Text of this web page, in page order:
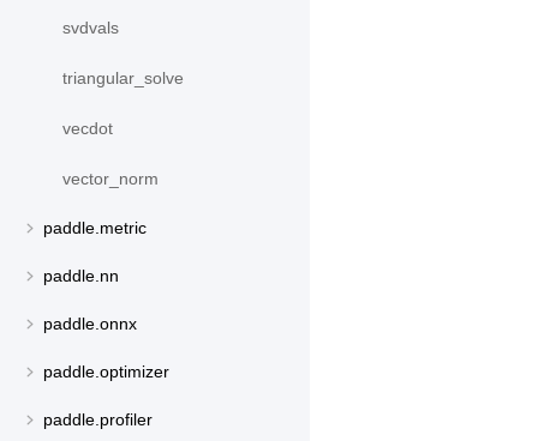
svdvals
triangular_solve
vecdot
vector_norm
paddle.metric
paddle.nn
paddle.onnx
paddle.optimizer
paddle.profiler